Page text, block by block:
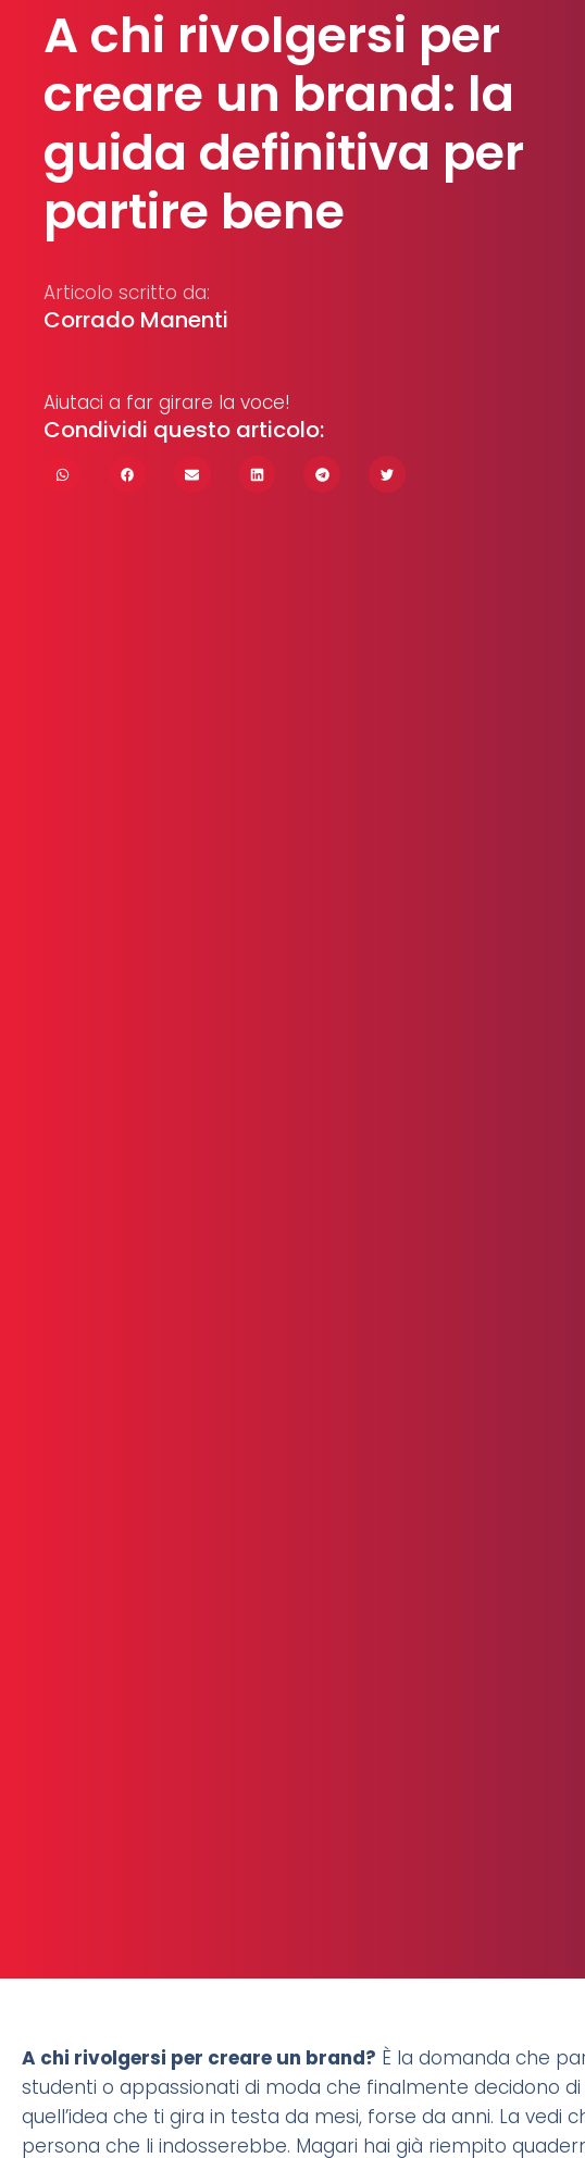
A chi rivolgersi per
creare un brand: la
guida definitiva per
partire bene
Articolo scritto da:
Corrado Manenti
Aiutaci a far girare la voce!
Condividi questo articolo:
A chi rivolgersi per creare un brand? È la domanda che
studenti o appassionati di moda che finalmente decidono di
quell’idea che ti gira in testa da mesi, forse da anni. La vedi
persona che li indosserebbe. Magari hai già riempito